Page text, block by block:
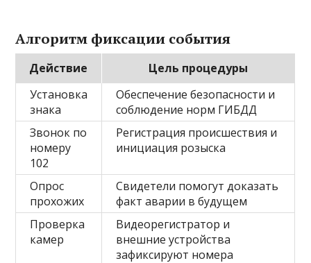
Алгоритм фиксации события
Действие
Цель процедуры
Установка
знака
Обеспечение безопасности и
соблюдение норм ГИБДД
Звонок по
номеру
102
Регистрация происшествия и
инициация розыска
Опрос
прохожих
Свидетели помогут доказать
факт аварии в будущем
Проверка
камер
Видеорегистратор и
внешние устройства
зафиксируют номера